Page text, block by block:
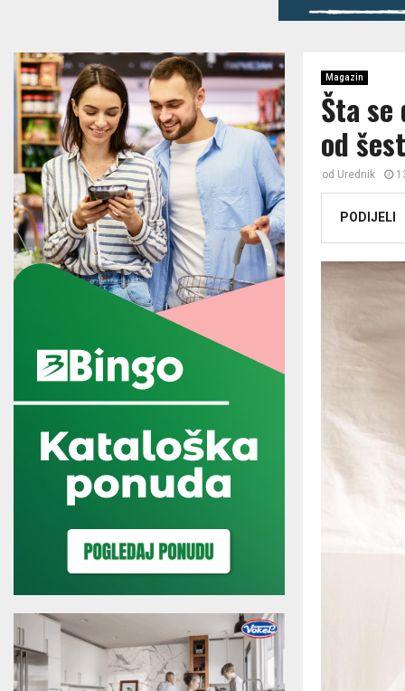
Magazin
Šta
od
od Urednik
PODIJELI